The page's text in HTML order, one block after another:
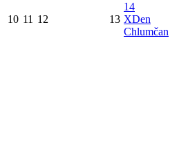
10 11 12 13
14
XDen
Chlumčan